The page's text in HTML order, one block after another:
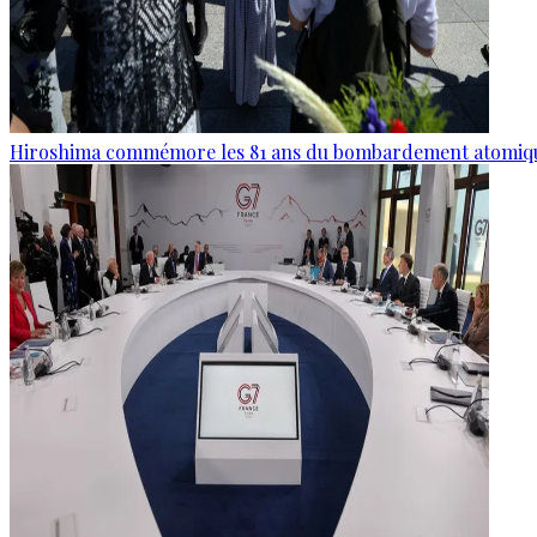
Hiroshima commémore les 81 ans du bombardement